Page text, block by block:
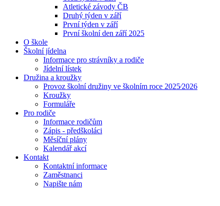
Atletické závody ČB
Druhý týden v září
První týden v září
První školní den září 2025
O škole
Školní jídelna
Informace pro strávníky a rodiče
Jídelní lístek
Družina a kroužky
Provoz školní družiny ve školním roce 2025⁄2026
Kroužky
Formuláře
Pro rodiče
Informace rodičům
Zápis - předškoláci
Měsíční plány
Kalendář akcí
Kontakt
Kontaktní informace
Zaměstnanci
Napište nám